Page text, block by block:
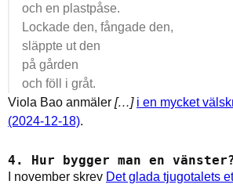
och en plastpåse.
Lockade den, fångade den,
släppte ut den
på gården
och föll i gråt.
Viola Bao anmäler […] i en mycket
(2024-12-18).
4. Hur bygger man en
I november skrev Det glada tjugotalets